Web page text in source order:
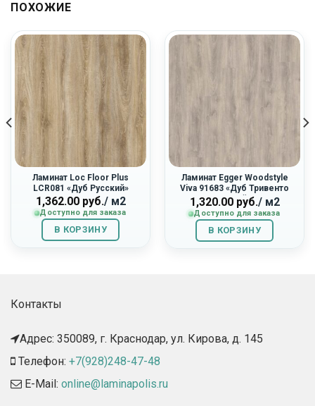
ПОХОЖИЕ
Ламинат Loc Floor Plus
LCR081 «Дуб Русский»
1,362.00руб./ м2
Доступно для заказа
В КОРЗИНУ
Ламинат Egger Woodstyle
Viva 91683 «Дуб Тривенто
Серый»
1,320.00руб./ м2
Доступно для заказа
В КОРЗИНУ
Контакты
Адрес: 350089, г. Краснодар, ул. Кирова, д. 145​
Телефон: +7(928)248-47-48
E-Mail: online@laminapolis.ru